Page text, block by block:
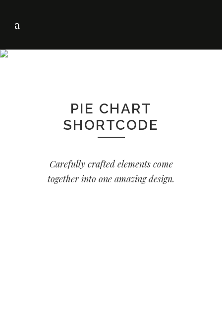
PIE CHART
SHORTCODE
Carefully crafted elements come
together into one amazing design.